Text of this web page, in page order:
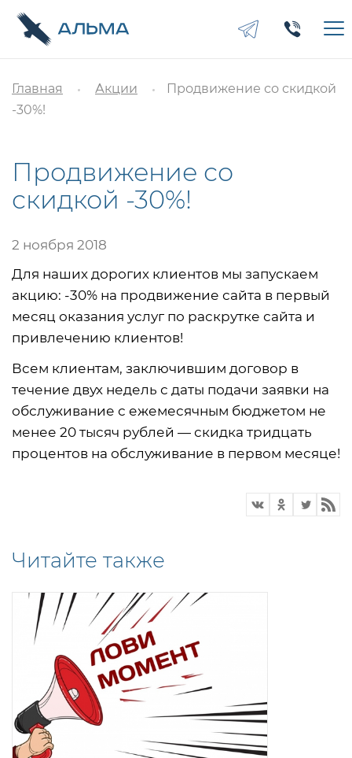
Главная Акции
Продвижение со скидкой
-30%!
Продвижение со
скидкой -30%!
2 ноября 2018
Для наших дорогих клиентов мы запускаем
акцию: -30% на продвижение сайта в первый
месяц оказания услуг по раскрутке сайта и
привлечению клиентов!
Всем клиентам, заключившим договор в
течение двух недель с даты подачи заявки на
обслуживание с ежемесячным бюджетом не
менее 20 тысяч рублей — скидка тридцать
процентов на обслуживание в первом месяце!
Читайте также